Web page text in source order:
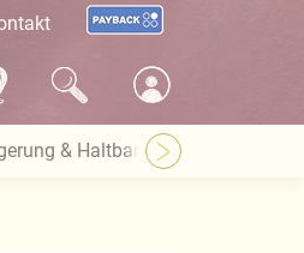
& Haltbarkeit